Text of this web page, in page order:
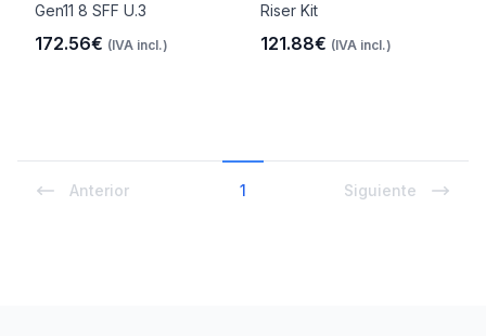
Gen11 8 SFF U.3
172.56€ (IVA incl.)
Riser Kit
121.88€ (IVA incl.)
Anterior 1 Siguiente